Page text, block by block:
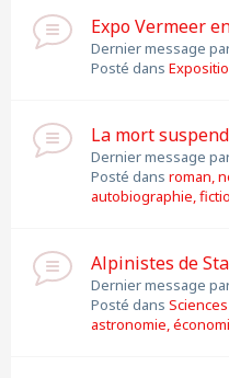
Expo Vermeer
Dernier message
Posté dans
La mort
Dernier message
Posté dans roman,
autobiographie,
Alpinistes de
Dernier message
Posté dans
astronomie,